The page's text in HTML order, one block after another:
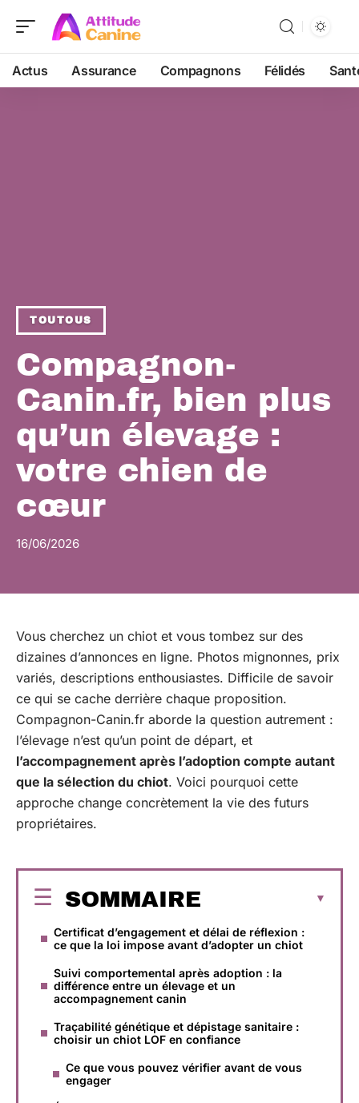
Actus Assurance Compagnons Félidés
TOUTOUS
Compagnon-
Canin.fr, bien plus
qu’un élevage :
votre chien de
cœur
16/06/2026
Vous cherchez un chiot et vous tombez sur des
dizaines d’annonces en ligne. Photos mignonnes, prix
variés, descriptions enthousiastes. Difficile de savoir
ce qui se cache derrière chaque proposition.
Compagnon-Canin.fr aborde la question autrement :
l’élevage n’est qu’un point de départ, et
l’accompagnement après l’adoption compte autant
que la sélection du chiot. Voici pourquoi cette
approche change concrètement la vie des futurs
propriétaires.
SOMMAIRE
Certificat d’engagement et délai de réflexion :
ce que la loi impose avant d’adopter un chiot
Suivi comportemental après adoption : la
différence entre un élevage et un
accompagnement canin
Traçabilité génétique et dépistage sanitaire :
choisir un chiot LOF en confiance
Ce que vous pouvez vérifier avant de vous
engager